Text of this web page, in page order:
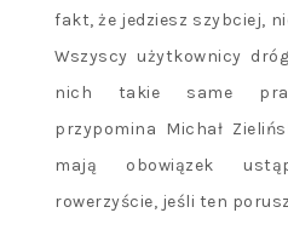
fakt, że jedziesz szybciej,
Wszyscy użytkownicy
nich takie same
przypomina Michał
mają obowiązek
rowerzyście, jeśli ten